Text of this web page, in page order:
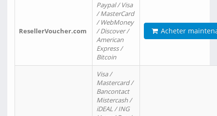
ResellerVoucher.com
Paypal / Visa
/ MasterCard
/ WebMoney
/ Discover /
American
Express /
Bitcoin
Acheter
Visa /
Mastercard /
Bancontact
Mistercash /
iDEAL / ING